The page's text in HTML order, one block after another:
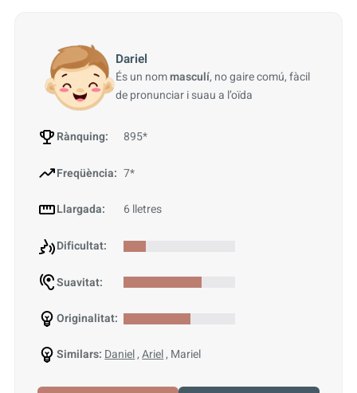
Rànquing: 895*
Freqüència: 7*
Llargada: 6 lletres
Dificultat:
Suavitat:
Originalitat:
Similars: Daniel,Ariel, Mariel
Dariel
És un nommasculí, no gaire comú, fàcil
de pronunciar i suau a l’oïda